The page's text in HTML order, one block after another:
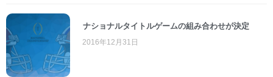
ナショナルタイトルゲームの組み合わせが決定
2016年12月31日